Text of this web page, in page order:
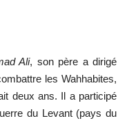
Ali, son père a dirigé
les Wahhabites,
deux ans. Il a participé
du Levant (pays du